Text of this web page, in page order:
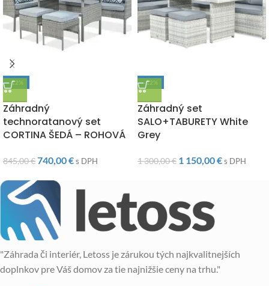
-12%
Záhradný
technoratanový set
CORTINA ŠEDÁ – ROHOVÁ
845,00€740,00€s DPH
-12%
Záhradný set
SALO+TABURETY White
Grey
1 300,00€ 1 150,00€s DPH
"Záhrada či interiér, Letoss je zárukou tých najkvalitnejších
doplnkov pre Váš domov za tie najnižšie ceny na trhu."